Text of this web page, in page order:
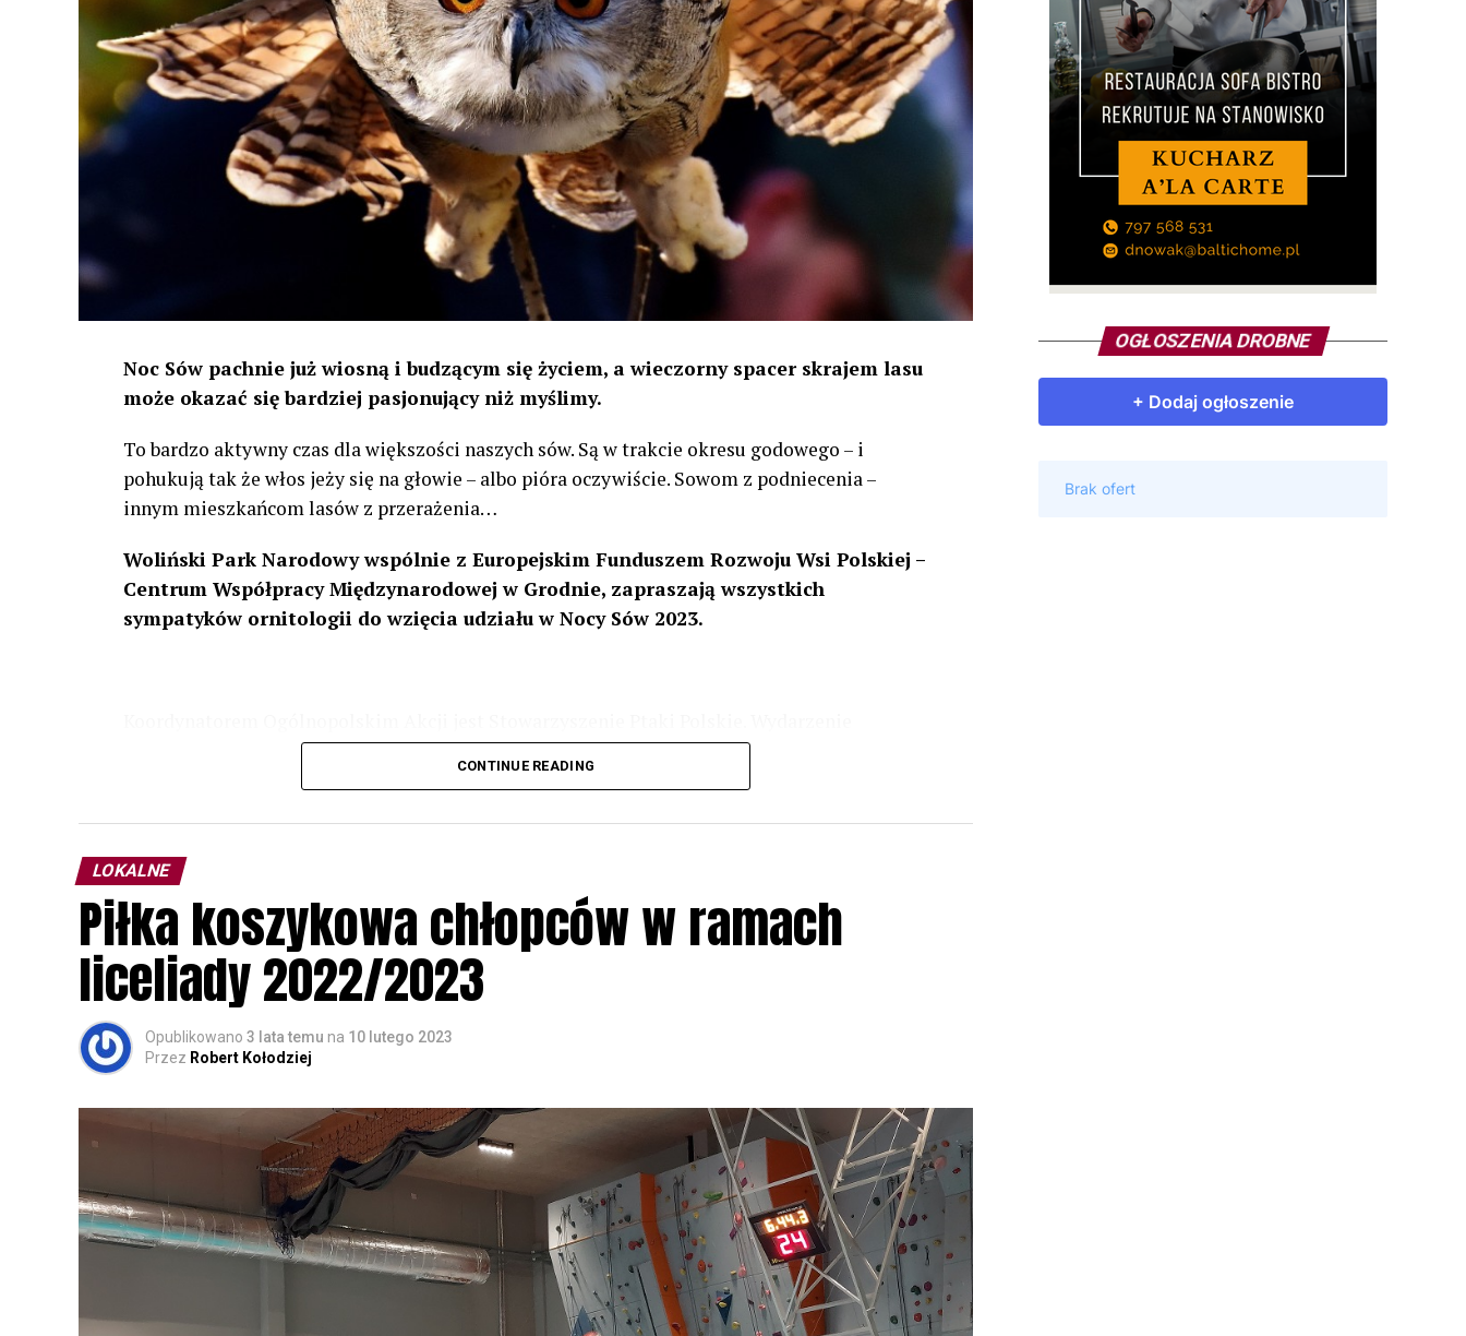
Noc Sów pachnie już wiosną i budzącym się życiem, a wieczorny spacer skrajem lasu
może okazać się bardziej pasjonujący niż myślimy.
To bardzo aktywny czas dla większości naszych sów. Są w trakcie okresu godowego – i
pohukują tak że włos jeży się na głowie – albo pióra oczywiście. Sowom z podniecenia –
innym mieszkańcom lasów z przerażenia…
Woliński Park Narodowy wspólnie z Europejskim Funduszem Rozwoju Wsi Polskiej –
Centrum Współpracy Międzynarodowej w Grodnie, zapraszają wszystkich
sympatyków ornitologii do wzięcia udziału w Nocy Sów 2023.
odbędzie się w dniach24 i 25 lutego 2023 r. wg harmonogramu przedstawionego na
Wszystkich uczestników zapraszamy do udziału w Akcji, włączenia się w aktywne
rozpoznawanie głosów sów i wymianę doświadczeń przy grillu.Na wydarzenie obowiązują
zapisy.
CONTINUE READING
LOKALNE
Piłka koszykowa chłopców w ramach
liceliady 2022/2023
Opublikowano 3 lata temu na 10 lutego 2023
Przez Robert Kołodziej
OGŁOSZENIA DROBNE